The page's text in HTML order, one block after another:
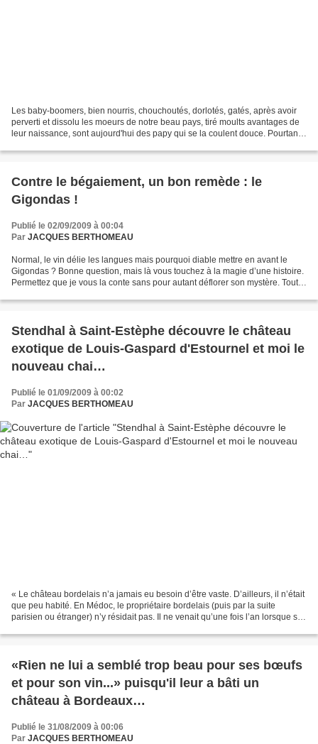
Les baby-boomers, bien nourris, chouchoutés, dorlotés, gatés, après avoir
perverti et dissolu les moeurs de notre beau pays, tiré moults avantages de
leur naissance, sont aujourd'hui des papy qui se la coulent douce. Pourtant,
Contre le bégaiement, un bon remède : le
Gigondas !
Publié le 02/09/2009 à 00:04
Par JACQUES BERTHOMEAU
Normal, le vin délie les langues mais pourquoi diable mettre en avant le
Gigondas ? Bonne question, mais là vous touchez à la magie d’une histoire.
Permettez que je vous la conte sans pour autant déflorer son mystère. Tout a
Stendhal à Saint-Estèphe découvre le château
exotique de Louis-Gaspard d'Estournel et moi le
nouveau chai…
Publié le 01/09/2009 à 00:02
Par JACQUES BERTHOMEAU
« Le château bordelais n’a jamais eu besoin d’être vaste. D’ailleurs, il n’était
que peu habité. En Médoc, le propriétaire bordelais (puis par la suite
parisien ou étranger) n’y résidait pas. Il ne venait qu’une fois l’an lorsque sa
«Rien ne lui a semblé trop beau pour ses bœufs
et pour son vin...» puisqu'il leur a bâti un
château à Bordeaux…
Publié le 31/08/2009 à 00:06
Par JACQUES BERTHOMEAU